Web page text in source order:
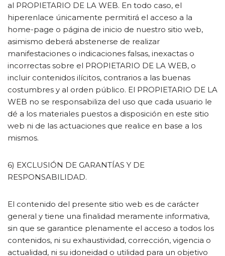
al PROPIETARIO DE LA WEB. En todo caso, el
hiperenlace únicamente permitirá el acceso a la
home-page o página de inicio de nuestro sitio web,
asimismo deberá abstenerse de realizar
manifestaciones o indicaciones falsas, inexactas o
incorrectas sobre el PROPIETARIO DE LA WEB, o
incluir contenidos ilícitos, contrarios a las buenas
costumbres y al orden público. El PROPIETARIO DE LA
WEB no se responsabiliza del uso que cada usuario le
dé a los materiales puestos a disposición en este sitio
web ni de las actuaciones que realice en base a los
mismos.
6) EXCLUSIÓN DE GARANTÍAS Y DE
RESPONSABILIDAD.
El contenido del presente sitio web es de carácter
general y tiene una finalidad meramente informativa,
sin que se garantice plenamente el acceso a todos los
contenidos, ni su exhaustividad, corrección, vigencia o
actualidad, ni su idoneidad o utilidad para un objetivo